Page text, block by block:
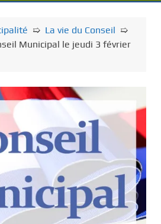
➯ La vie du Conseil ➯
Municipal le jeudi 3 février